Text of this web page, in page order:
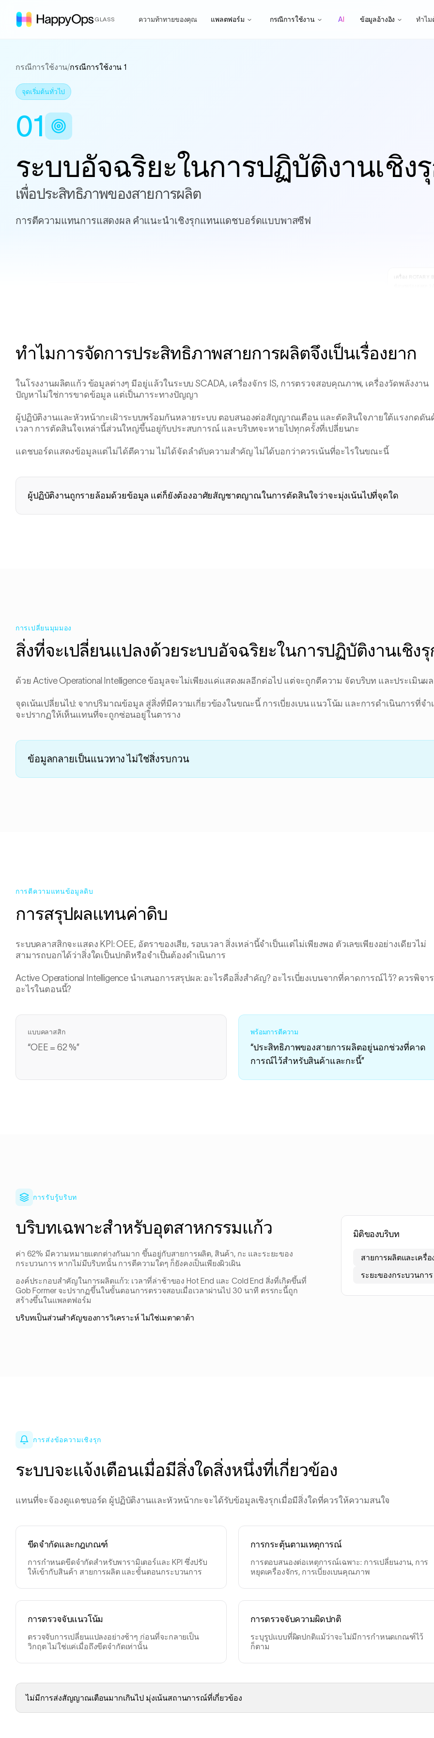
GLASS ความท้าทายของคุณ แพลตฟอร์ม กรณีการใช้งาน AI ข้อมูลอ้างอิง ทำไม
กรณีการใช้งาน/กรณีการใช้งาน 1
จุดเริ่มต้นทั่วไป
01
ระบบอัจฉริยะในการปฏิบัติงานเชิง
เพื่อประสิทธิภาพของสายการผลิต
การตีความแทนการแสดงผล คำแนะนำเชิงรุกแทนแดชบอร์ดแบบพาสซีฟ
พยากรณ์ 4 ชั่วโมง
ระดับน้ำแก้วคงที่
เครื่อง ROTARY
การเตือนที่ทำงานอ
ทำไมการจัดการประสิทธิภาพสายการผลิตจึงเป็นเรื่องยาก
ในโรงงานผลิตแก้ว ข้อมูลต่างๆ มีอยู่แล้วในระบบ SCADA, เครื่องจักร IS, การตรวจสอบคุณภาพ, เครื่องวัดพลังงาน
ปัญหาไม่ใช่การขาดข้อมูล แต่เป็นภาระทางปัญญา
ผู้ปฏิบัติงานและหัวหน้ากะเฝ้าระบบพร้อมกันหลายระบบ ตอบสนองต่อสัญญาณเตือน และตัดสินใจภายใต้แรงกดดัน
เวลา การตัดสินใจเหล่านี้ส่วนใหญ่ขึ้นอยู่กับประสบการณ์ และบริบทจะหายไปทุกครั้งที่เปลี่ยนกะ
แดชบอร์ดแสดงข้อมูลแต่ไม่ได้ตีความ ไม่ได้จัดลำดับความสำคัญ ไม่ได้บอกว่าควรเน้นที่อะไรในขณะนี้
ผู้ปฏิบัติงานถูกรายล้อมด้วยข้อมูล แต่ก็ยังต้องอาศัยสัญชาตญาณในการตัดสินใจว่าจะมุ่งเน้นไปที่จุดใด
การเปลี่ยนมุมมอง
สิ่งที่จะเปลี่ยนแปลงด้วยระบบอัจฉริยะในการปฏิบัติงานเชิงรุ
ด้วย Active Operational Intelligence ข้อมูลจะไม่เพียงแค่แสดงผลอีกต่อไป แต่จะถูกตีความ จัดบริบท และประเมินผล
จุดเน้นเปลี่ยนไป: จากปริมาณข้อมูล สู่สิ่งที่มีความเกี่ยวข้องในขณะนี้ การเบี่ยงเบน แนวโน้ม และการดำเนินการที่จำ
จะปรากฏให้เห็นแทนที่จะถูกซ่อนอยู่ในตาราง
ข้อมูลกลายเป็นแนวทาง ไม่ใช่สิ่งรบกวน
การตีความแทนข้อมูลดิบ
การสรุปผลแทนค่าดิบ
ระบบคลาสสิกจะแสดง KPI: OEE, อัตราของเสีย, รอบเวลา สิ่งเหล่านี้จำเป็นแต่ไม่เพียงพอ ตัวเลขเพียงอย่างเดียวไม่
สามารถบอกได้ว่าสิ่งใดเป็นปกติหรือจำเป็นต้องดำเนินการ
Active Operational Intelligence นำเสนอการสรุปผล: อะไรคือสิ่งสำคัญ? อะไรเบี่ยงเบนจากที่คาดการณ์ไว้? ควรพิจ
อะไรในตอนนี้?
แบบคลาสสิก
“OEE = 62 %”
พร้อมการตีความ
“ประสิทธิภาพของสายการผลิตอยู่นอกช่วงที่คาด
การณ์ไว้สำหรับสินค้าและกะนี้”
การรับรู้บริบท
บริบทเฉพาะสำหรับอุตสาหกรรมแก้ว
ค่า 62% มีความหมายแตกต่างกันมาก ขึ้นอยู่กับสายการผลิต, สินค้า, กะ และระยะของ
กระบวนการ หากไม่มีบริบทนั้น การตีความใดๆ ก็ยังคงเป็นเพียงผิวเผิน
องค์ประกอบสำคัญในการผลิตแก้ว: เวลาที่ล่าช้าของ Hot End และ Cold End สิ่งที่เกิดขึ้นที่
Gob Former จะปรากฏขึ้นในขั้นตอนการตรวจสอบเมื่อเวลาผ่านไป 30 นาที ตรรกะนี้ถูก
สร้างขึ้นในแพลตฟอร์ม
บริบทเป็นส่วนสำคัญของการวิเคราะห์ ไม่ใช่เมตาดาต้า
มิติของบริบท
สายการผลิตและเครื่อ
ระยะของกระบวนการ
การส่งข้อความเชิงรุก
ระบบจะแจ้งเตือนเมื่อมีสิ่งใดสิ่งหนึ่งที่เกี่ยวข้อง
แทนที่จะจ้องดูแดชบอร์ด ผู้ปฏิบัติงานและหัวหน้ากะจะได้รับข้อมูลเชิงรุกเมื่อมีสิ่งใดที่ควรให้ความสนใจ
ขีดจำกัดและกฎเกณฑ์
การกำหนดขีดจำกัดสำหรับพารามิเตอร์และ KPI ซึ่งปรับ
ให้เข้ากับสินค้า สายการผลิต และขั้นตอนกระบวนการ
การกระตุ้นตามเหตุการณ์
การตอบสนองต่อเหตุการณ์เฉพาะ: การเปลี่ยนงาน, การ
หยุดเครื่องจักร, การเบี่ยงเบนคุณภาพ
การตรวจจับแนวโน้ม
ตรวจจับการเปลี่ยนแปลงอย่างช้าๆ ก่อนที่จะกลายเป็น
วิกฤต ไม่ใช่แค่เมื่อถึงขีดจำกัดเท่านั้น
การตรวจจับความผิดปกติ
ระบุรูปแบบที่ผิดปกติแม้ว่าจะไม่มีการกำหนดเกณฑ์ไว้
ก็ตาม
ไม่มีการส่งสัญญาณเตือนมากเกินไป มุ่งเน้นสถานการณ์ที่เกี่ยวข้อง